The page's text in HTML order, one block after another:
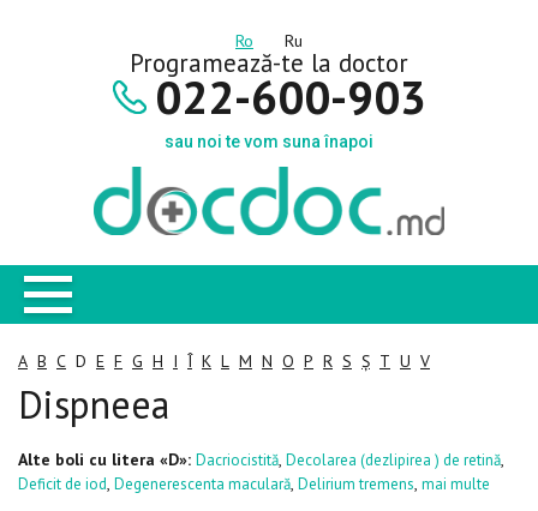
Ro Ru
Programează-te la doctor
022-600-903
sau noi te vom suna înapoi
A B C D E F G H I Î K L M N O P R S Ș T U V
Dispneea
Alte boli cu litera «D»: Dacriocistită, Decolarea (dezlipirea ) de retină,
Deficit de iod, Degenerescenta maculară, Delirium tremens, mai multe